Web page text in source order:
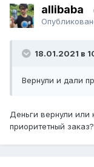
allibaba
18.01.2021 в
Вернули и дали
Деньги вернули или
приоритетный заказ?